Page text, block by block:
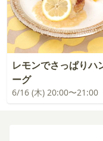
レモンでさっぱりハ
ーグ
6/16 (木) 20:00〜21:00